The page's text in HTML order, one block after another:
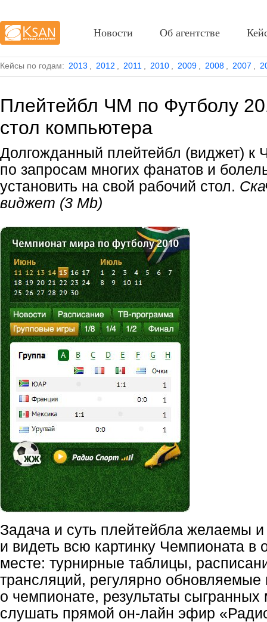
Кейсы по годам: 2013 2012 2011 2010 2009 2008 2007
Плейтейбл ЧМ по Футболу
стол компьютера
Долгожданный плейтейбл (виджет) к
по запросам многих фанатов и
установить на свой рабочий стол.
виджет (3 Мb)
Задача и суть плейтейбла желаемы и
и видеть всю картинку Чемпионата в
месте: турнирные таблицы,
трансляций, регулярно обновляемые
о чемпионате, результаты
слушать прямой он-лайн эфир
Новости Об агентстве